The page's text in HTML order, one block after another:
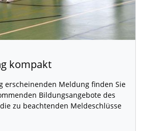
kompakt
erscheinenden Meldung finden Sie
Bildungsangebote des
die zu beachtenden Meldeschlüsse